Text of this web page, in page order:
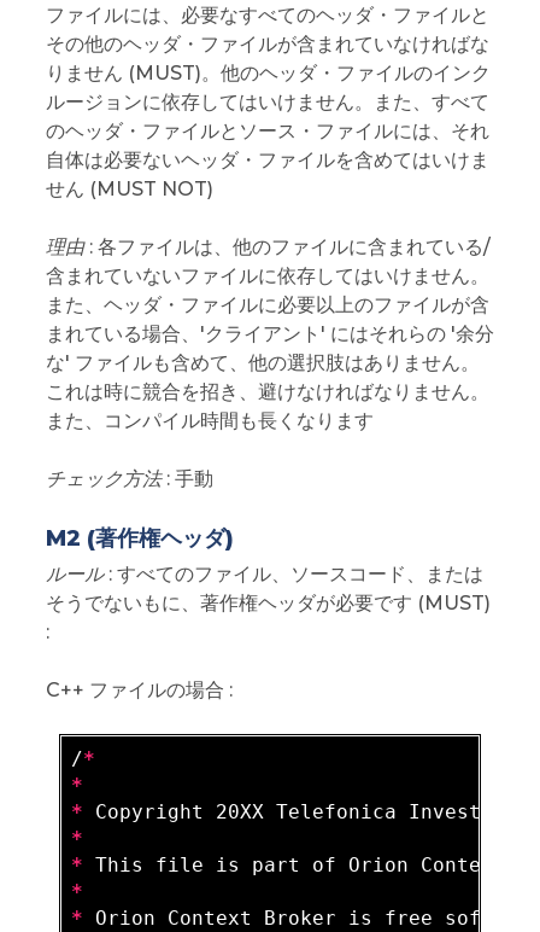
ファイルには、必要なすべてのヘッダ・ファイルと
その他のヘッダ・ファイルが含まれていなければな
りません (MUST)。他のヘッダ・ファイルのインク
ルージョンに依存してはいけません。また、すべて
のヘッダ・ファイルとソース・ファイルには、それ
自体は必要ないヘッダ・ファイルを含めてはいけま
せん (MUST NOT)
理由: 各ファイルは、他のファイルに含まれている/
含まれていないファイルに依存してはいけません。
また、ヘッダ・ファイルに必要以上のファイルが含
まれている場合、'クライアント' にはそれらの '余分
な' ファイルも含めて、他の選択肢はありません。
これは時に競合を招き、避けなければなりません。
また、コンパイル時間も長くなります
チェック方法: 手動
M2 (著作権ヘッダ)
ルール: すべてのファイル、ソースコード、または
そうでないもに、著作権ヘッダが必要です (MUST)
:
C++ ファイルの場合 :
/*
*
*
*
*
*
*